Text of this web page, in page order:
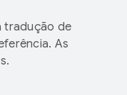
tradução de
As